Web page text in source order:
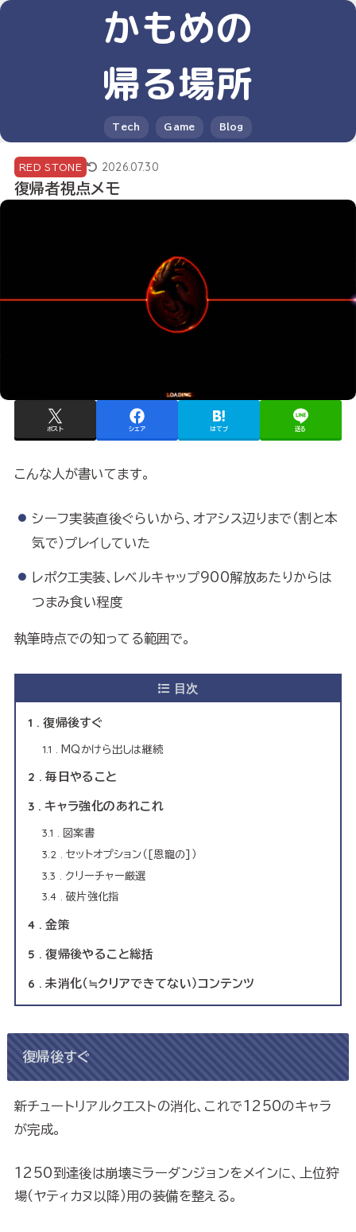
かもめの
帰る場所
Tech Game Blog
RED STONE 2026.07.30
復帰者視点メモ
ポスト シェア はてブ 送る
こんな人が書いてます。
シーフ実装直後ぐらいから、オアシス辺りまで（割と本
気で）プレイしていた
レポクエ実装、レベルキャップ900解放あたりからは
つまみ食い程度
執筆時点での知ってる範囲で。
目次
1 復帰後すぐ
1.1 MQかけら出しは継続
2 毎日やること
3 キャラ強化のあれこれ
3.1 図案書
3.2 セットオプション（[恩寵の]）
3.3 クリーチャー厳選
3.4 破片強化指
4 金策
5 復帰後やること総括
6 未消化（≒クリアできてない）コンテンツ
復帰後すぐ
新チュートリアルクエストの消化、これで1250のキャラ
が完成。
1250到達後は崩壊ミラーダンジョンをメインに、上位狩
場（ヤティカヌ以降）用の装備を整える。